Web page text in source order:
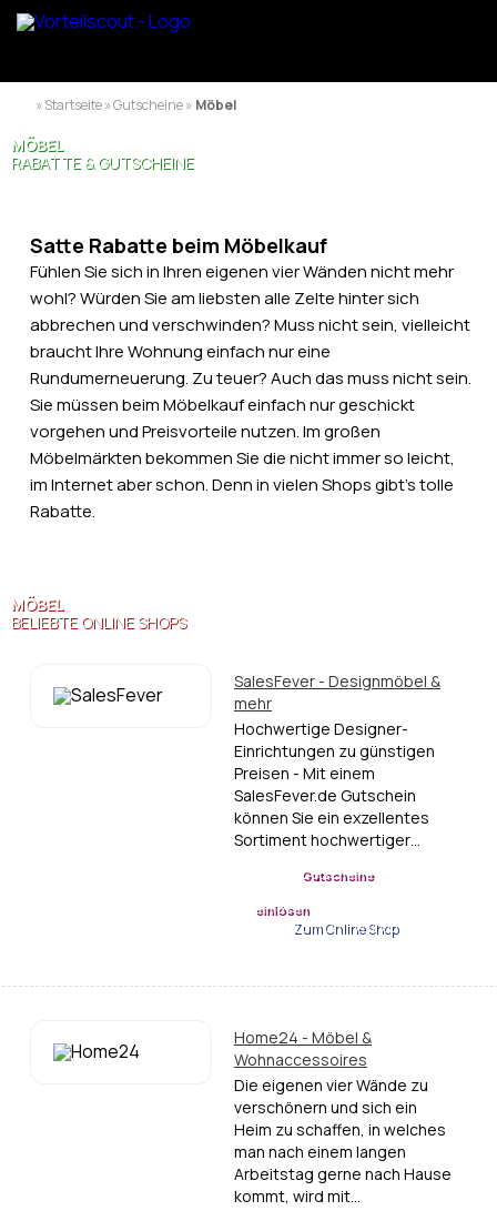
» Startseite » Gutscheine » Möbel
MÖBEL
RABATTE & GUTSCHEINE
Satte Rabatte beim Möbelkauf
Fühlen Sie sich in Ihren eigenen vier Wänden nicht mehr
wohl? Würden Sie am liebsten alle Zelte hinter sich
abbrechen und verschwinden? Muss nicht sein, vielleicht
braucht Ihre Wohnung einfach nur eine
Rundumerneuerung. Zu teuer? Auch das muss nicht sein.
Sie müssen beim Möbelkauf einfach nur geschickt
vorgehen und Preisvorteile nutzen. Im großen
Möbelmärkten bekommen Sie die nicht immer so leicht,
im Internet aber schon. Denn in vielen Shops gibt’s tolle
Rabatte.
MÖBEL
BELIEBTE ONLINE SHOPS
SalesFever - Designmöbel &
mehr
Hochwertige Designer-
Einrichtungen zu günstigen
Preisen - Mit einem
SalesFever.de Gutschein
können Sie ein exzellentes
Sortiment hochwertiger…
Gutscheine
einlösen
Zum Online Shop
Home24 - Möbel &
Wohnaccessoires
Die eigenen vier Wände zu
verschönern und sich ein
Heim zu schaffen, in welches
man nach einem langen
Arbeitstag gerne nach Hause
kommt, wird mit…